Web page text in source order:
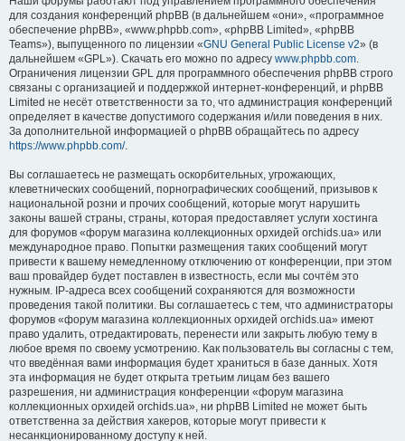
для создания конференций phpBB (в дальнейшем «они», «программное
обеспечение phpBB», «www.phpbb.com», «phpBB Limited», «phpBB
Teams»), выпущенного по лицензии «GNU General Public License v2» (в
дальнейшем «GPL»). Скачать его можно по адресу www.phpbb.com.
Ограничения лицензии GPL для программного обеспечения phpBB строго
связаны с организацией и поддержкой интернет-конференций, и phpBB
Limited не несёт ответственности за то, что администрация конференций
определяет в качестве допустимого содержания и/или поведения в них.
За дополнительной информацией о phpBB обращайтесь по адресу
https://www.phpbb.com/.
Вы соглашаетесь не размещать оскорбительных, угрожающих,
клеветнических сообщений, порнографических сообщений, призывов к
национальной розни и прочих сообщений, которые могут нарушить
законы вашей страны, страны, которая предоставляет услуги хостинга
для форумов «форум магазина коллекционных орхидей orchids.ua» или
международное право. Попытки размещения таких сообщений могут
привести к вашему немедленному отключению от конференции, при этом
ваш провайдер будет поставлен в известность, если мы сочтём это
нужным. IP-адреса всех сообщений сохраняются для возможности
проведения такой политики. Вы соглашаетесь с тем, что администраторы
форумов «форум магазина коллекционных орхидей orchids.ua» имеют
право удалить, отредактировать, перенести или закрыть любую тему в
любое время по своему усмотрению. Как пользователь вы согласны с тем,
что введённая вами информация будет храниться в базе данных. Хотя
эта информация не будет открыта третьим лицам без вашего
разрешения, ни администрация конференции «форум магазина
коллекционных орхидей orchids.ua», ни phpBB Limited не может быть
ответственна за действия хакеров, которые могут привести к
несанкционированному доступу к ней.